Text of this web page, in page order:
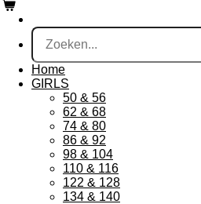
Home
GIRLS
50 & 56
62 & 68
74 & 80
86 & 92
98 & 104
110 & 116
122 & 128
134 & 140